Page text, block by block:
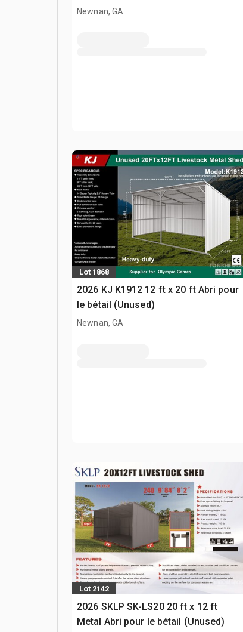
Newnan, GA
Lot 1868
2026 KJ K1912 12 ft x 20 ft Abri pour
le bétail (Unused)
Newnan, GA
Lot 2142
2026 SKLP SK-LS20 20 ft x 12 ft
Metal Abri pour le bétail (Unused)